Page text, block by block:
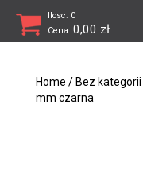
Ilosc: 0
Cena: 0,00 zł
Home / Bez kategorii
mm czarna